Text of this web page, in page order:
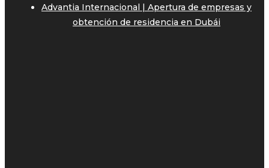
Advantia Internacional | Apertura de empresas y
obtención de residencia en Dubái